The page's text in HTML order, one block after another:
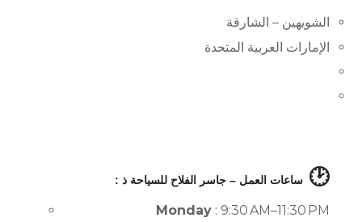
الشويهين – الشارقة
الإمارات العربية المتحدة
🕑 ساعات العمل – جاسر الفلاح للسياحة ذ :
Monday : 9:30 AM–11:30 PM